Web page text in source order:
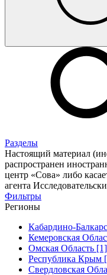
Разделы
Настоящий материал
распространен
центр «Сова» либо
агента
Фильтры
Регионы
Кабардино-
Кемеровская
Омская Область [1]
Республика Крым
Свердловская